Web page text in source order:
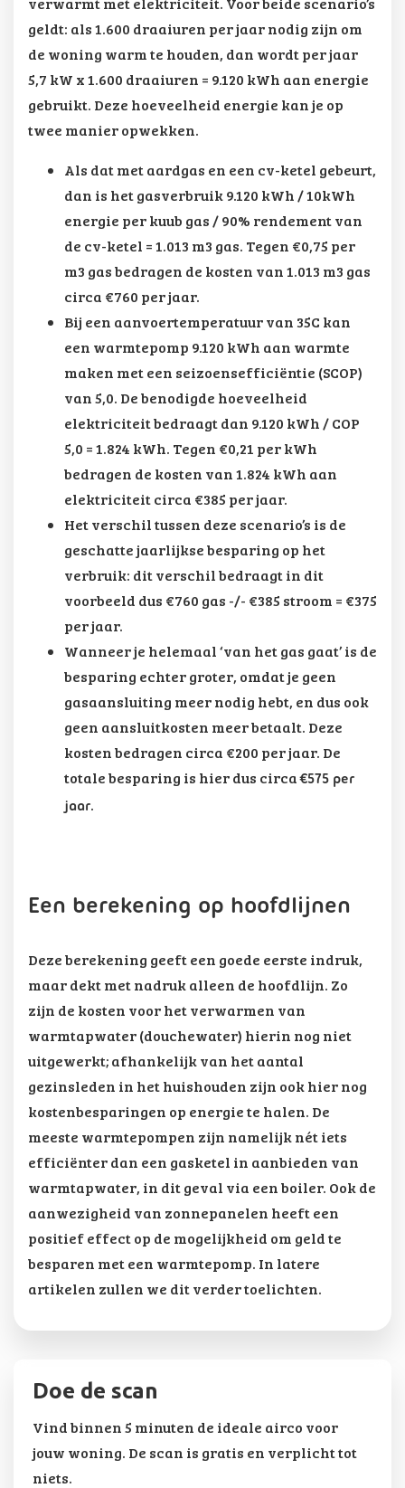
geldt: als 1.600 draaiuren per jaar nodig zijn om
de woning warm te houden, dan wordt per jaar
5,7 kW x 1.600 draaiuren = 9.120 kWh aan energie
gebruikt. Deze hoeveelheid energie kan je op
twee manier opwekken.
Als dat met aardgas en een cv-ketel gebeurt,
dan is het gasverbruik 9.120 kWh / 10kWh
energie per kuub gas / 90% rendement van
de cv-ketel = 1.013 m3 gas. Tegen €0,75 per
m3 gas bedragen de kosten van 1.013 m3 gas
circa €760 per jaar.
Bij een aanvoertemperatuur van 35C kan
een warmtepomp 9.120 kWh aan warmte
maken met een seizoensefficiëntie (SCOP)
van 5,0. De benodigde hoeveelheid
elektriciteit bedraagt dan 9.120 kWh / COP
5,0 = 1.824 kWh. Tegen €0,21 per kWh
bedragen de kosten van 1.824 kWh aan
elektriciteit circa €385 per jaar.
Het verschil tussen deze scenario’s is de
geschatte jaarlijkse besparing op het
verbruik: dit verschil bedraagt in dit
voorbeeld dus €760 gas -/- €385 stroom = €375
per jaar.
Wanneer je helemaal ‘van het gas gaat’ is de
besparing echter groter, omdat je geen
gasaansluiting meer nodig hebt, en dus ook
geen aansluitkosten meer betaalt. Deze
kosten bedragen circa €200 per jaar. De
totale besparing is hier dus circa€575 per
jaar.
Een berekening op hoofdlijnen
Deze berekening geeft een goede eerste indruk,
maar dekt met nadruk alleen de hoofdlijn. Zo
zijn de kosten voor het verwarmen van
warmtapwater (douchewater) hierin nog niet
uitgewerkt; afhankelijk van het aantal
gezinsleden in het huishouden zijn ook hier nog
kostenbesparingen op energie te halen. De
meeste warmtepompen zijn namelijk nét iets
efficiënter dan een gasketel in aanbieden van
warmtapwater, in dit geval via een boiler. Ook de
aanwezigheid van zonnepanelen heeft een
positief effect op de mogelijkheid om geld te
besparen met een warmtepomp. In latere
artikelen zullen we dit verder toelichten.
Doe de scan
Vind binnen 5 minuten de ideale airco voor
jouw woning. De scan is gratis en verplicht tot
niets.